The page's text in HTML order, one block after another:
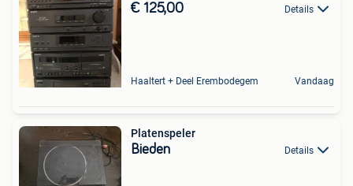
€ 125,00 Details
Haaltert + Deel Erembodegem Vandaag
Platenspeler
Bieden Details